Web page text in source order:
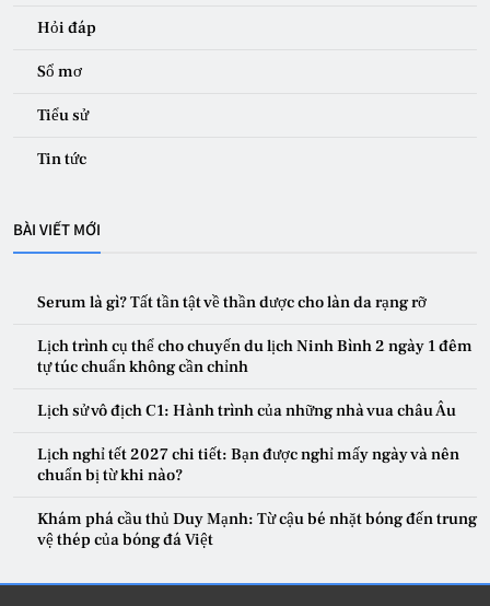
Hỏi đáp
Sổ mơ
Tiểu sử
Tin tức
BÀI VIẾT MỚI
Serum là gì? Tất tần tật về thần dược cho làn da rạng rỡ
Lịch trình cụ thể cho chuyến du lịch Ninh Bình 2 ngày 1 đêm
tự túc chuẩn không cần chỉnh
Lịch sử vô địch C1: Hành trình của những nhà vua châu Âu
Lịch nghỉ tết 2027 chi tiết: Bạn được nghỉ mấy ngày và nên
chuẩn bị từ khi nào?
Khám phá cầu thủ Duy Mạnh: Từ cậu bé nhặt bóng đến trung
vệ thép của bóng đá Việt